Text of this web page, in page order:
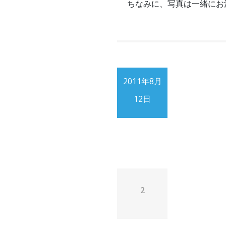
ちなみに、写真は一緒に
2011年8月
12日
2